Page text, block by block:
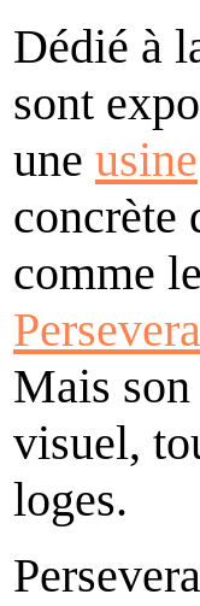
Dédié à
sont
une usine
concrète
comme
Mais
visuel,
loges.